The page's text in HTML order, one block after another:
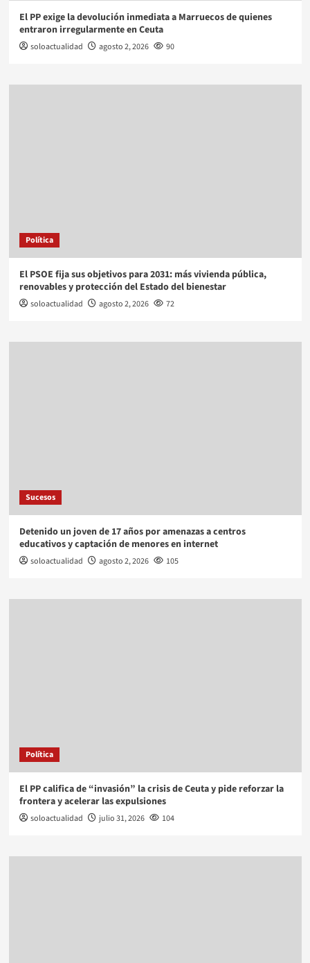
El PP exige la devolución inmediata a Marruecos de quienes
entraron irregularmente en Ceuta
soloactualidad agosto 2, 2026 90
Política
El PSOE fija sus objetivos para 2031: más vivienda pública,
renovables y protección del Estado del bienestar
soloactualidad agosto 2, 2026 72
Sucesos
Detenido un joven de 17 años por amenazas a centros
educativos y captación de menores en internet
soloactualidad agosto 2, 2026 105
Política
El PP califica de “invasión” la crisis de Ceuta y pide reforzar la
frontera y acelerar las expulsiones
soloactualidad julio 31, 2026 104